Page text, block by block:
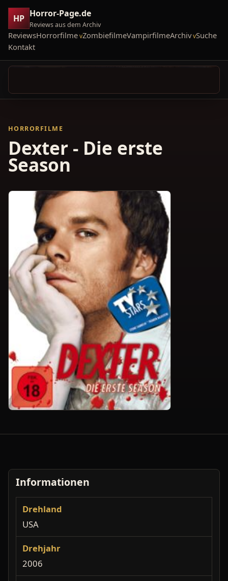
HP Horror-Page.de
Reviews aus dem Archiv
ReviewsHorrorfilme ZombiefilmeVampirfilmeArchiv Suche
Kontakt
HORRORFILME
Dexter - Die erste
Season
Informationen
Drehland
USA
Drehjahr
2006